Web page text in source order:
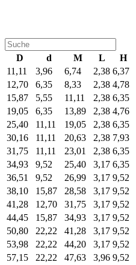
D d M L H
11,11
3,96 6,74 2,38 6,37
12,70
6,35 8,33 2,38 4,78
15,87
5,55 11,11 2,38 6,35
19,05
6,35 13,89 2,38 4,76
25,40
11,11 19,05 2,38 6,35
30,16
11,11 20,63 2,38 7,93
31,75
11,11 23,01 2,38 6,35
34,93
9,52 25,40 3,17 6,35
36,51
9,52 26,99 3,17 9,52
38,10
15,87 28,58 3,17 9,52
41,28
12,70 31,75 3,17 9,52
44,45
15,87 34,93 3,17 9,52
50,80
22,22 41,28 3,17 9,52
53,98
22,22 44,20 3,17 9,52
57,15
22,22 47,63 3,96 9,52